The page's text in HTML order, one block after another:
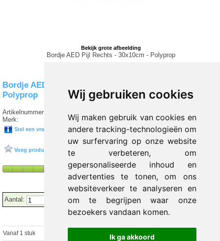
Wij gebruiken cookies
Wij maken gebruik van cookies en
andere tracking-technologieën om
uw surfervaring op onze website
te verbeteren, om
gepersonaliseerde inhoud en
advertenties te tonen, om ons
websiteverkeer te analyseren en
om te begrijpen waar onze
bezoekers vandaan komen.
Ik ga akkoord
Bekijk grote afbeelding
Bordje AED Pijl Rechts - 30x10cm - Polyprop
Bordje AED Pijl Rechts - 30x10cm -
Polyprop
Artikelnummer:
Merk:
Stel een vraag over dit product
Voeg product toe aan favorieten
Aantal:
Vanaf 1 stuk 10.83 incl. 21% BTW